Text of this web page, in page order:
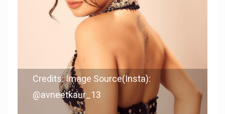
Credits: Image Source(Insta):
@avneetkaur_13